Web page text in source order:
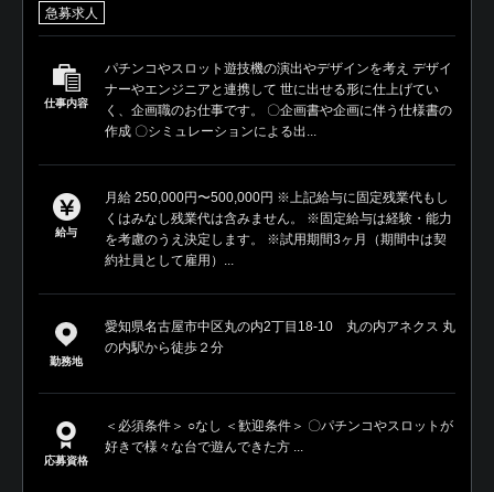
急募求人
仕事内容
パチンコやスロット遊技機の演出やデザインを考え デザイ
ナーやエンジニアと連携して 世に出せる形に仕上げてい
く、企画職のお仕事です。 〇企画書や企画に伴う仕様書の
作成 〇シミュレーションによる出...
給与
月給 250,000円〜500,000円 ※上記給与に固定残業代もし
くはみなし残業代は含みません。 ※固定給与は経験・能力
を考慮のうえ決定します。 ※試用期間3ヶ月（期間中は契
約社員として雇用）...
勤務地
愛知県名古屋市中区丸の内2丁目18-10 丸の内アネクス 丸
の内駅から徒歩２分
応募資格
＜必須条件＞ ○なし ＜歓迎条件＞ 〇パチンコやスロットが
好きで様々な台で遊んできた方 ...